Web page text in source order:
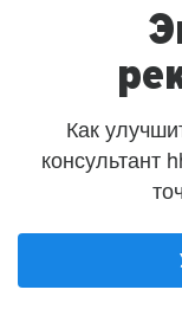
Как
консультант